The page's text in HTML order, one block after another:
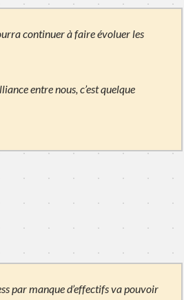
continuer à faire évoluer les
entre nous, c’est quelque
par manque d’effectifs va pouvoir